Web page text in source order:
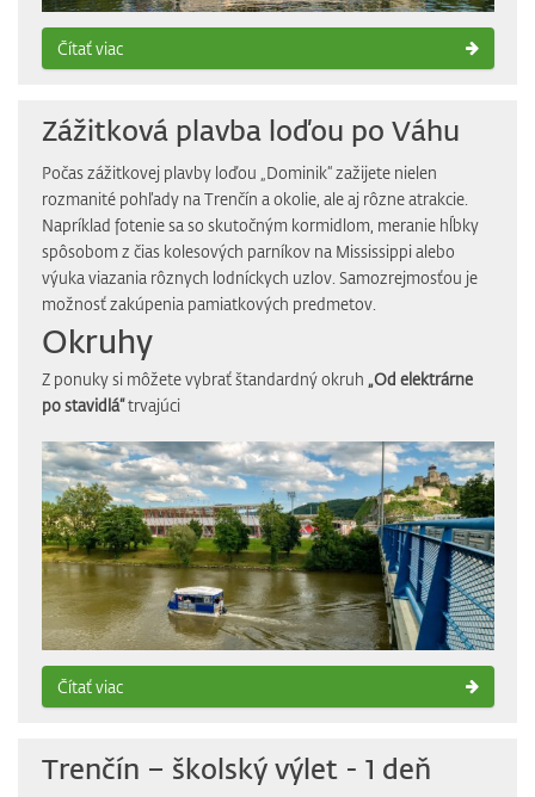
Čítať viac
Zážitková plavba loďou po Váhu
Počas zážitkovej plavby loďou „Dominik“ zažijete nielen
rozmanité pohľady na Trenčín a okolie, ale aj rôzne atrakcie.
Napríklad fotenie sa so skutočným kormidlom, meranie hĺbky
spôsobom z čias kolesových parníkov na Mississippi alebo
výuka viazania rôznych lodníckych uzlov. Samozrejmosťou je
možnosť zakúpenia pamiatkových predmetov.
Okruhy
Z ponuky si môžete vybrať štandardný okruh „Od elektrárne
po stavidlá“trvajúci
Čítať viac
Trenčín – školský výlet - 1 deň